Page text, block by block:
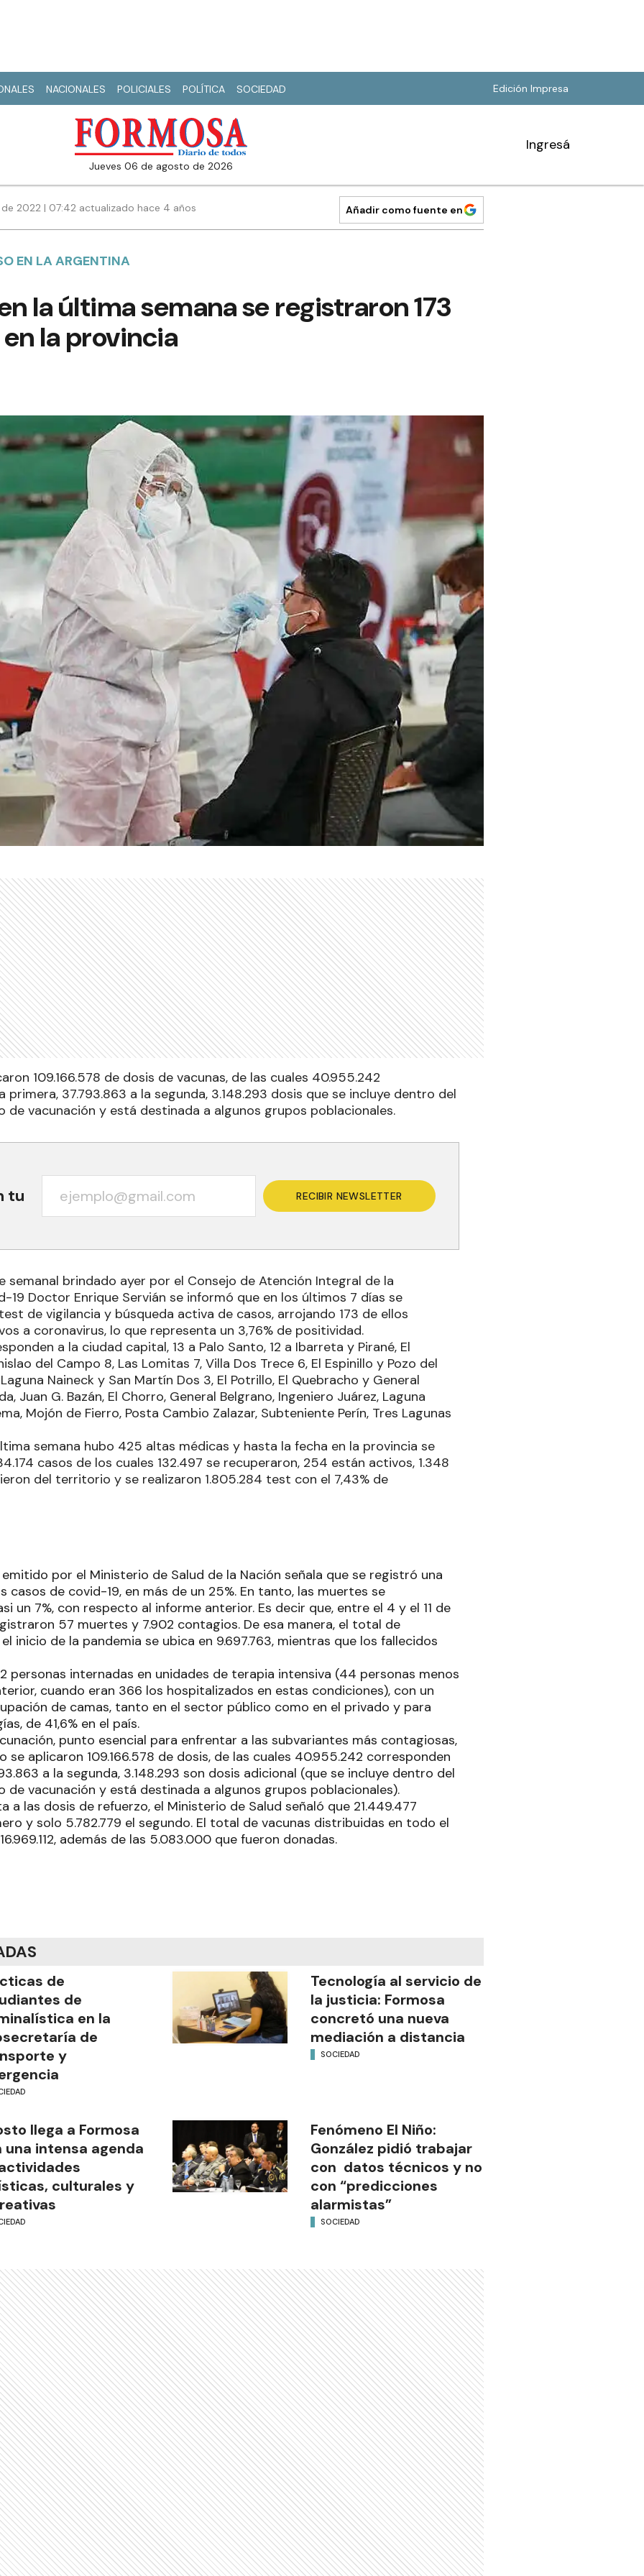
NACIONALES POLICIALES POLÍTICA SOCIEDAD Edición Impresa
jueves 06 de agosto de 2026
Ingresá
2022 | 07:42 actualizado hace 4 años Añadir como fuente en
EN LA ARGENTINA
la última semana se registraron 173
la provincia
109.166.578 de dosis de vacunas, de las cuales 40.955.242
primera, 37.793.863 a la segunda, 3.148.293 dosis que se incluye dentro del
de vacunación y está destinada a algunos grupos poblacionales.
tu RECIBIR NEWSLETTER
semanal brindado ayer por el Consejo de Atención Integral de la
19 Doctor Enrique Servián se informó que en los últimos 7 días se
de vigilancia y búsqueda activa de casos, arrojando 173 de ellos
a coronavirus, lo que representa un 3,76% de positividad.
a la ciudad capital, 13 a Palo Santo, 12 a Ibarreta y Pirané, El
del Campo 8, Las Lomitas 7, Villa Dos Trece 6, El Espinillo y Pozo del
Naineck y San Martín Dos 3, El Potrillo, El Quebracho y General
Juan G. Bazán, El Chorro, General Belgrano, Ingeniero Juárez, Laguna
Mojón de Fierro, Posta Cambio Zalazar, Subteniente Perín, Tres Lagunas
semana hubo 425 altas médicas y hasta la fecha en la provincia se
casos de los cuales 132.497 se recuperaron, 254 están activos, 1.348
del territorio y se realizaron 1.805.284 test con el 7,43% de
por el Ministerio de Salud de la Nación señala que se registró una
casos de covid-19, en más de un 25%. En tanto, las muertes se
un 7%, con respecto al informe anterior. Es decir que, entre el 4 y el 11 de
57 muertes y 7.902 contagios. De esa manera, el total de
inicio de la pandemia se ubica en 9.697.763, mientras que los fallecidos
personas internadas en unidades de terapia intensiva (44 personas menos
cuando eran 366 los hospitalizados en estas condiciones), con un
de camas, tanto en el sector público como en el privado y para
de 41,6% en el país.
punto esencial para enfrentar a las subvariantes más contagiosas,
se aplicaron 109.166.578 de dosis, de las cuales 40.955.242 corresponden
a la segunda, 3.148.293 son dosis adicional (que se incluye dentro del
de vacunación y está destinada a algunos grupos poblacionales).
a las dosis de refuerzo, el Ministerio de Salud señaló que 21.449.477
y solo 5.782.779 el segundo. El total de vacunas distribuidas en todo el
además de las 5.083.000 que fueron donadas.
de
de
en la
de
y
Tecnología al servicio de
la justicia: Formosa
concretó una nueva
mediación a distancia
SOCIEDAD
llega a Formosa
una intensa agenda
culturales y
Fenómeno El Niño:
González pidió trabajar
con datos técnicos y no
con “predicciones
alarmistas”
SOCIEDAD